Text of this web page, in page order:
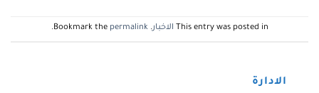
This entry was posted in الاخبار. Bookmark the
permalink
.
الادارة